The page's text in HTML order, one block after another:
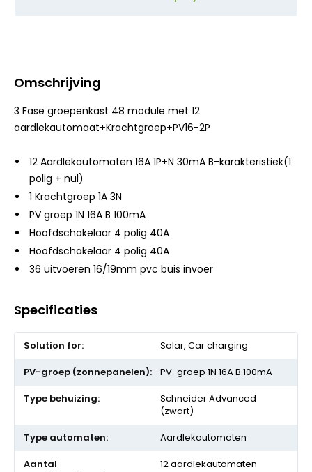
Specificaties
Meer
informatie
Solar, Car charging
PV-groep 1N 16A B 100mA
Schneider Advanced
(zwart)
Aardlekautomaten
12 aardlekautomaten
Omschrijving
3 Fase groepenkast 48 module met 12
aardlekautomaat+Krachtgroep+PV16-2P
12 Aardlekautomaten 16A 1P+N 30mA B-karakteristiek(1
polig + nul)
1 Krachtgroep 1A 3N
PV groep 1N 16A B 100mA
Hoofdschakelaar 4 polig 40A
Hoofdschakelaar 4 polig 40A
36 uitvoeren 16/19mm pvc buis invoer